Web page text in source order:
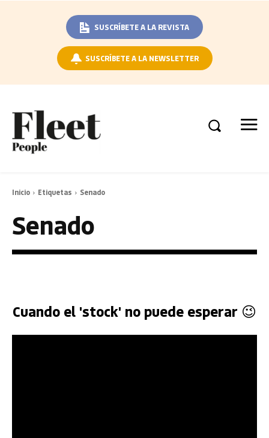
SUSCRÍBETE A LA REVISTA
SUSCRÍBETE A LA NEWSLETTER
Inicio Etiquetas Senado
Senado
Cuando el 'stock' no puede esperar 😉